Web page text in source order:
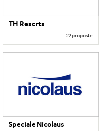
TH Resorts
22 proposte
Speciale Nicolaus